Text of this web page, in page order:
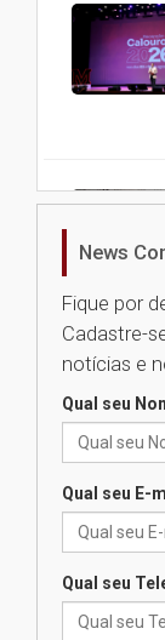
News
Fique por
Cadastre-
notícias e
Qual seu
Qual seu E-
Qual seu